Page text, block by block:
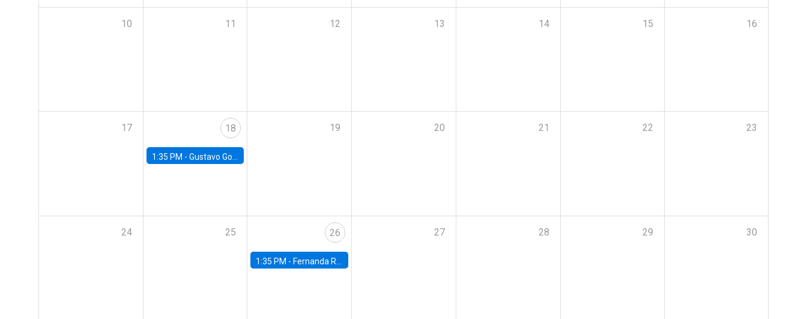
10 11 12 13 14 15 16
17 18
1:35 PM - Gustavo González, Banco Central de Chile
19 20 21 22 23
24 25 26
1:35 PM - Fernanda Rojas Ampuero, University of Wisconsin-Madison
27 28 29 30